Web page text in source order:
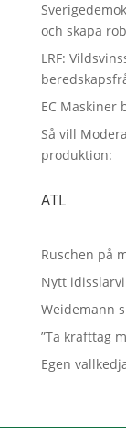
och skapa
LRF:
EC
Så vill
produktion:
ATL
Ruschen på
Nytt
Weidemann
”Ta krafttag
Egen